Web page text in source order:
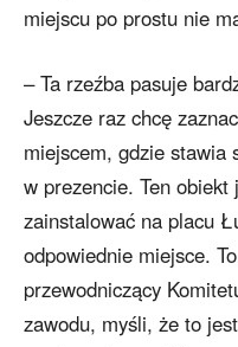
miejscu po prostu nie
– Ta rzeźba pasuje
Jeszcze raz chcę
miejscem, gdzie stawia
w prezencie. Ten
zainstalować na placu
odpowiednie miejsce.
przewodniczący
zawodu, myśli, że to